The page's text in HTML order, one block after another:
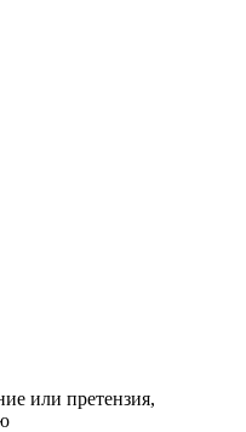
или претензия,